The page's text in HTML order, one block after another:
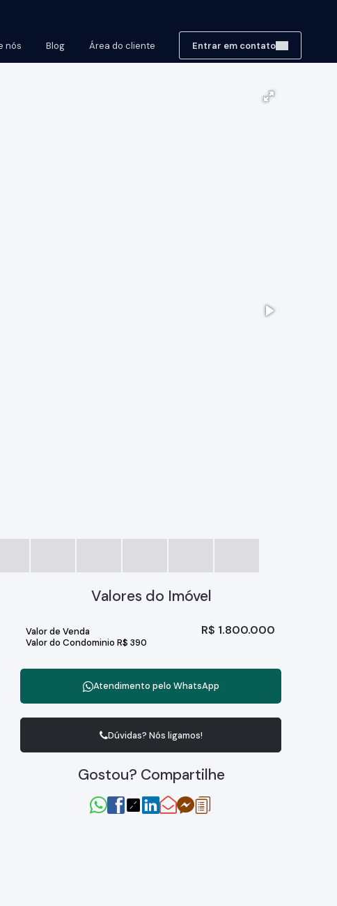
Entrar em contato
Área do cliente
Blog
nós
Valores do Imóvel
R$ 1.800.000
Valor de Venda
Valor do Condominio R$ 390
Atendimento pelo WhatsApp
Dúvidas? Nós ligamos!
Gostou? Compartilhe